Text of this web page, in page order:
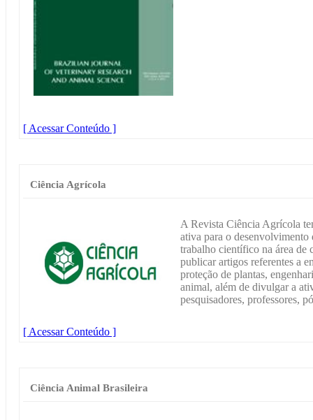
[ Acessar Conteúdo ]
Ciência Agrícola
A Revista Ciência Agrícola
ativa para o
trabalho científico na área de
publicar artigos referentes a
proteção de plantas,
animal, além de divulgar a
pesquisadores, professores,
[ Acessar Conteúdo ]
Ciência Animal Brasileira